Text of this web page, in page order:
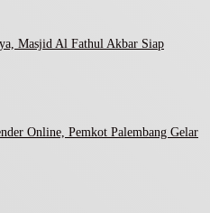
Masjid Al Fathul Akbar Siap
Online, Pemkot Palembang Gelar